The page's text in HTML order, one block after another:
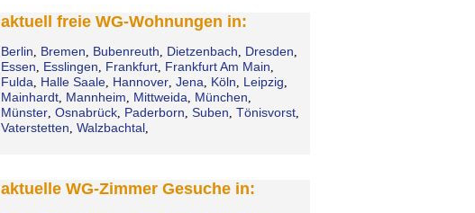
aktuell freie WG-Wohnungen in:
Berlin Bremen Bubenreuth Dietzenbach Dresden
Essen Esslingen Frankfurt, Frankfurt Am Main
Fulda Halle Saale, Hannover, Jena Köln Leipzig
Mainhardt, Mannheim Mittweida München
Münster, Osnabrück, Paderborn Suben Tönisvorst,
Vaterstetten Walzbachtal,
aktuelle WG-Zimmer Gesuche in: